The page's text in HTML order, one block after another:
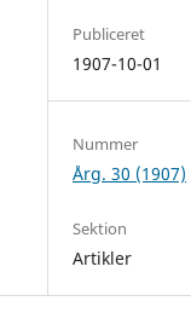
Publiceret
1907-10-01
Nummer
Årg. 30 (1907)
Sektion
Artikler